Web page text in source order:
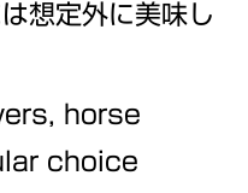
想定外に美味し
horse
choice